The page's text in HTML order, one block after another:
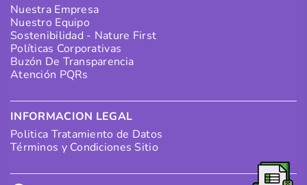
Nuestra Empresa
Nuestro Equipo
Sostenibilidad - Nature First
Políticas Corporativas
Buzón De Transparencia
Atención PQRs
INFORMACION LEGAL
Politica Tratamiento de Datos
Términos y Condiciones Sitio